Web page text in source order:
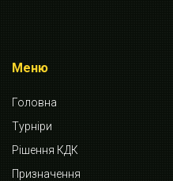
Меню
Головна
Турніри
Рішення КДК
Призначення